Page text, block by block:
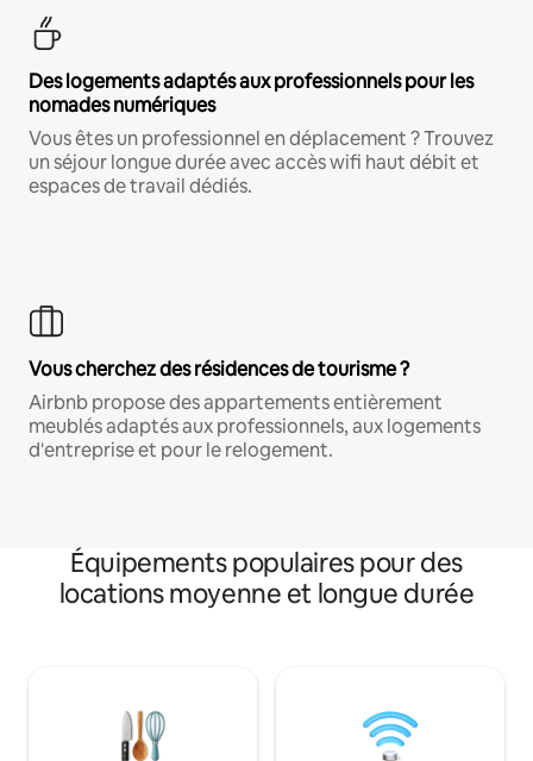
Des logements adaptés aux professionnels pour les
nomades numériques
Vous êtes un professionnel en déplacement ? Trouvez
un séjour longue durée avec accès wifi haut débit et
espaces de travail dédiés.
Vous cherchez des résidences de tourisme ?
Airbnb propose des appartements entièrement
meublés adaptés aux professionnels, aux logements
d'entreprise et pour le relogement.
Équipements populaires pour des
locations moyenne et longue durée